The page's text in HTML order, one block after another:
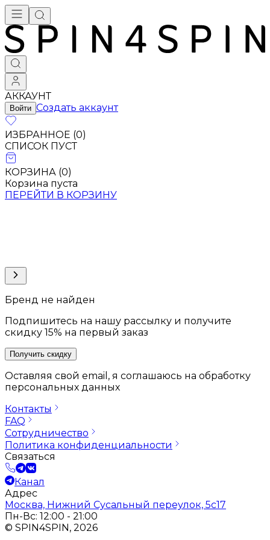
АККАУНТ
Войти Создать аккаунт
ИЗБРАННОЕ (0)
СПИСОК ПУСТ
КОРЗИНА (0)
Корзина пуста
ПЕРЕЙТИ В КОРЗИНУ
Бренд не найден
Подпишитесь на нашу рассылку и получите
скидку 15% на первый заказ
Получить скидку
Оставляя свой email, я соглашаюсь на обработку
персональных данных
Контакты
FAQ
Сотрудничество
Политика конфиденциальности
Связаться
Канал
Адрес
Москва, Нижний Сусальный переулок, 5с17
Пн-Вс: 12:00 - 21:00
© SPIN4SPIN, 2026
Брендовая одежда - купить в Москве